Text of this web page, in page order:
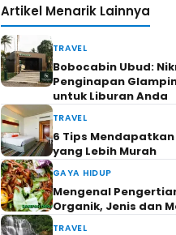
Artikel Menarik Lainnya
TRAVEL
Bobocabin Ubud:
Penginapan
untuk Liburan Anda
TRAVEL
6 Tips
yang Lebih Murah
GAYA HIDUP
Mengenal
Organik, Jenis dan
TRAVEL